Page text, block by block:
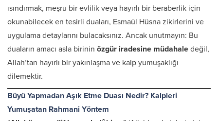
ısındırmak, meşru bir evlilik veya hayırlı bir beraberlik için
okunabilecek en tesirli duaları, Esmaül Hüsna zikirlerini ve
uygulama detaylarını bulacaksınız. Ancak unutmayın: Bu
duaların amacı asla birinin özgür iradesine müdahale değil,
Allah’tan hayırlı bir yakınlaşma ve kalp yumuşaklığı
dilemektir.
Büyü Yapmadan Aşık Etme Duası Nedir? Kalpleri
Yumuşatan Rahmani Yöntem